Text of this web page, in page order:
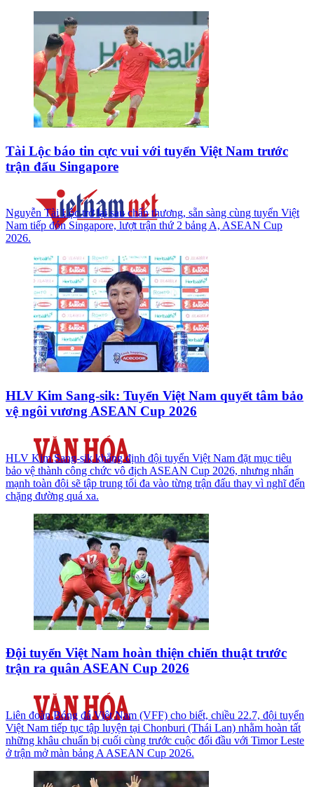
Tài Lộc báo tin cực vui với tuyển Việt Nam trước
trận đấu Singapore
Nguyễn Tài Lộc trở lại sau chấn thương, sẵn sàng cùng tuyển Việt
Nam tiếp đón Singapore, lượt trận thứ 2 bảng A, ASEAN Cup
2026.
HLV Kim Sang-sik: Tuyển Việt Nam quyết tâm bảo
vệ ngôi vương ASEAN Cup 2026
HLV Kim Sang-sik khẳng định đội tuyển Việt Nam đặt mục tiêu
bảo vệ thành công chức vô địch ASEAN Cup 2026, nhưng nhấn
mạnh toàn đội sẽ tập trung tối đa vào từng trận đấu thay vì nghĩ đến
chặng đường quá xa.
Đội tuyển Việt Nam hoàn thiện chiến thuật trước
trận ra quân ASEAN Cup 2026
Liên đoàn Bóng đá Việt Nam (VFF) cho biết, chiều 22.7, đội tuyển
Việt Nam tiếp tục tập luyện tại Chonburi (Thái Lan) nhằm hoàn tất
những khâu chuẩn bị cuối cùng trước cuộc đối đầu với Timor Leste
ở trận mở màn bảng A ASEAN Cup 2026.